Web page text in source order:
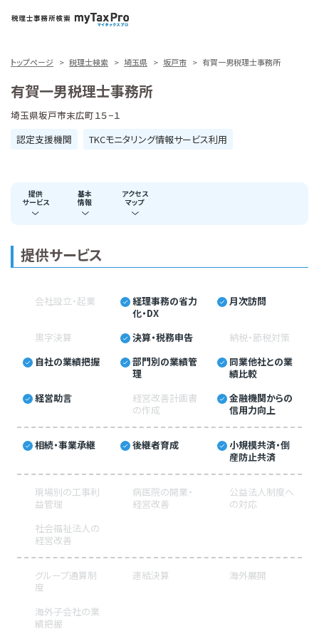
トップページ 税理士検索 埼玉県 坂戸市 有賀一男税理士事務所
有賀一男税理士事務所
埼玉県坂戸市末広町１５−１
認定支援機関
TKCモニタリング情報サービス利用
提供
サービス
基本
情報
アクセス
マップ
提供サービス
会社設立・起業
経理事務の省力
化・DX
月次訪問
黒字決算 決算・税務申告
納税・節税対策
自社の業績把握
部門別の業績管
理
同業他社との業
績比較
経営助言
経営改善計画書
の作成
金融機関からの
信用力向上
相続・事業承継 後継者育成
小規模共済・倒
産防止共済
現場別の工事利
益管理
病医院の開業・
経営改善
公益法人制度へ
の対応
社会福祉法人の
経営改善
グループ通算制
度
連結決算 海外展開
海外子会社の業
績把握